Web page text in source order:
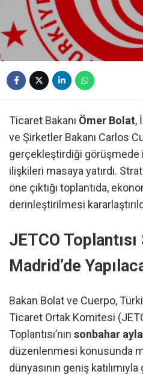
Ticaret Bakanı Ömer Bolat,
ve Şirketler Bakanı Carlos
gerçekleştirdiği görüşmede
ilişkileri masaya yatırdı.
öne çıktığı toplantıda,
derinleştirilmesi
JETCO
Madrid’de
Bakan Bolat ve Cuerpo,
Ticaret Ortak Komitesi
Toplantısı’nın sonbahar
düzenlenmesi konusunda
dünyasının geniş